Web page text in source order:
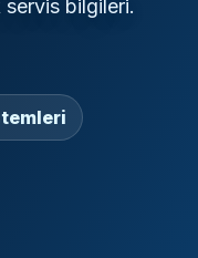
bilgileri.